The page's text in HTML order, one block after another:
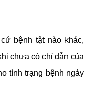
bệnh tật nào khác,
chưa có chỉ dẫn của
tình trạng bệnh ngày